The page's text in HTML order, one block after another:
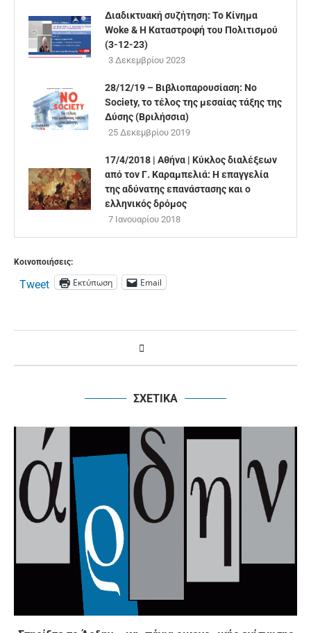
Διαδικτυακή συζήτηση: Το Κίνημα
Woke & Η Καταστροφή του Πολιτισμού
(3-12-23)
3 Δεκεμβρίου 2023
28/12/19 – Βιβλιοπαρουσίαση: No
Society, το τέλος της μεσαίας τάξης της
Δύσης (Βριλήσσια)
25 Δεκεμβρίου 2019
17/4/2018 | Αθήνα | Κύκλος διαλέξεων
από τον Γ. Καραμπελιά: Η επαγγελία
της αδύνατης επανάστασης και ο
ελληνικός δρόμος
7 Ιανουαρίου 2018
Κοινοποιήσεις:
Tweet Εκτύπωση Email
ΣΧΕΤΙΚΑ